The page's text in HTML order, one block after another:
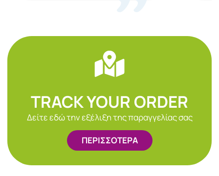
TRACK YOUR ORDER
Δείτε εδώ την εξέλιξη της παραγγελίας σας
ΠΕΡΙΣΣΟΤΕΡΑ